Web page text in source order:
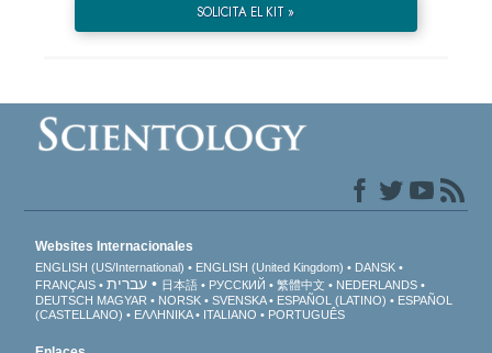
SOLICITA EL KIT »
Websites Internacionales
ENGLISH (US/International) ENGLISH (United Kingdom)
DANSK
FRANÇAIS
עברית 日本語 РУССКИЙ 繁體中文
NEDERLANDS
DEUTSCH MAGYAR NORSK SVENSKA ESPAÑOL (LATINO)
ESPAÑOL
(CASTELLANO)
ΕΛΛΗΝΙΚA ITALIANO PORTUGUÊS